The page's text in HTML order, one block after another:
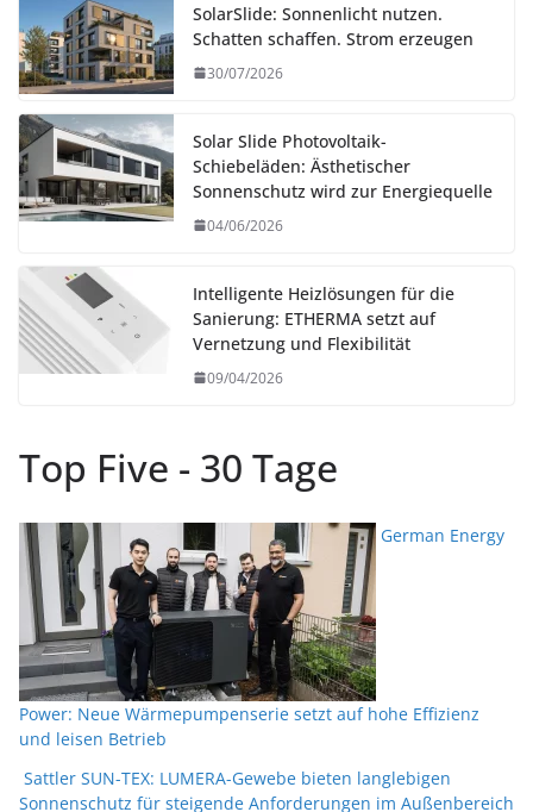
SolarSlide: Sonnenlicht nutzen.
Schatten schaffen. Strom erzeugen
30/07/2026
Solar Slide Photovoltaik-
Schiebeläden: Ästhetischer
Sonnenschutz wird zur Energiequelle
04/06/2026
Intelligente Heizlösungen für die
Sanierung: ETHERMA setzt auf
Vernetzung und Flexibilität
09/04/2026
Top Five - 30 Tage
German Energy
Power: Neue Wärmepumpenserie setzt auf hohe Effizienz
und leisen Betrieb
Sattler SUN-TEX: LUMERA-Gewebe bieten langlebigen
Sonnenschutz für steigende Anforderungen im Außenbereich